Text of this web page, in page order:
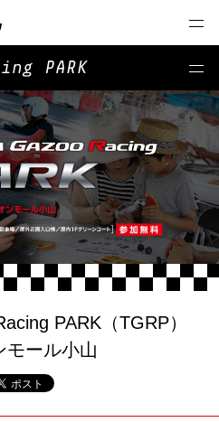
PARK
PARK（TGRP）
モール小山